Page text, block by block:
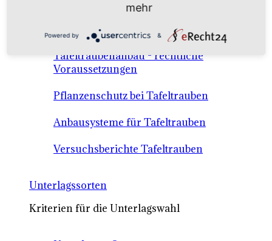
Tafeltrauben A-Z Sortenbeschreibungen
Tafeltraubenanbau - rechtliche
Voraussetzungen
Pflanzenschutz bei Tafeltrauben
Anbausysteme für Tafeltrauben
Versuchsberichte Tafeltrauben
Unterlagssorten
Kriterien für die Unterlagswahl
mehr
Powered by &